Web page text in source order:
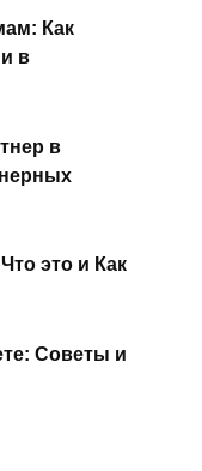
Как
в
в
это и Как
Советы и